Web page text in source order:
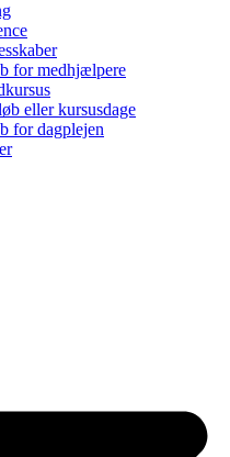
for medhjælpere
eller kursusdage
for dagplejen